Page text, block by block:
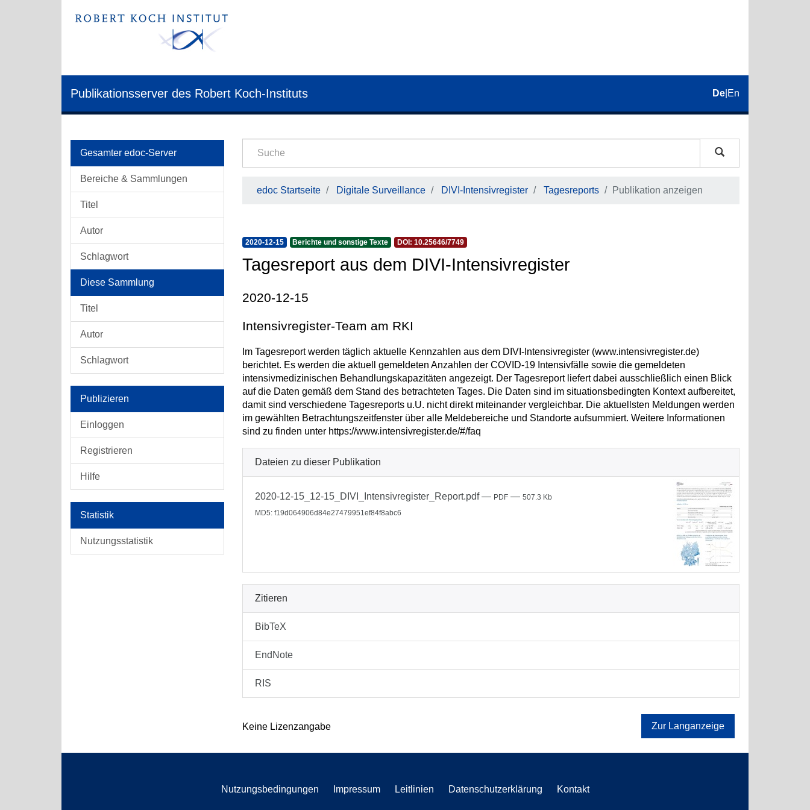
Publikationsserver des Robert Koch-Instituts De En
Gesamter edoc-Server
Bereiche & Sammlungen
Titel
Autor
Schlagwort
Diese Sammlung
Titel
Autor
Schlagwort
Publizieren
Einloggen
Registrieren
Hilfe
Statistik
Nutzungsstatistik
edoc Startseite Digitale Surveillance DIVI-Intensivregister Tagesreports Publikation anzeigen
2020-12-15 Berichte und sonstige Texte DOI: 10.25646/7749
Tagesreport aus dem DIVI-Intensivregister
2020-12-15
Intensivregister-Team am RKI
Im Tagesreport werden täglich aktuelle Kennzahlen aus dem DIVI-Intensivregister (www.intensivregister.de)
berichtet. Es werden die aktuell gemeldeten Anzahlen der COVID-19 Intensivfälle sowie die gemeldeten
intensivmedizinischen Behandlungskapazitäten angezeigt. Der Tagesreport liefert dabei ausschließlich einen Blick
auf die Daten gemäß dem Stand des betrachteten Tages. Die Daten sind im situationsbedingten Kontext aufbereitet,
damit sind verschiedene Tagesreports u.U. nicht direkt miteinander vergleichbar. Die aktuellsten Meldungen werden
im gewählten Betrachtungszeitfenster über alle Meldebereiche und Standorte aufsummiert. Weitere Informationen
sind zu finden unter https://www.intensivregister.de/#/faq
Dateien zu dieser Publikation
2020-12-15_12-15_DIVI_Intensivregister_Report.pdf— PDF — 507.3 Kb
MD5: f19d064906d84e27479951ef84f8abc6
Zitieren
BibTeX
EndNote
RIS
Keine Lizenzangabe Zur Langanzeige
Nutzungsbedingungen Impressum Leitlinien Datenschutzerklärung Kontakt